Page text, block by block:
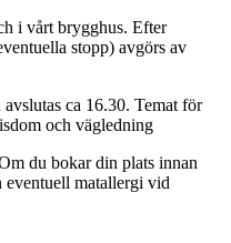
i vårt brygghus. Efter
stopp) avgörs av
ca 16.30. Temat för
och vägledning
du bokar din plats innan
eventuell matallergi vid